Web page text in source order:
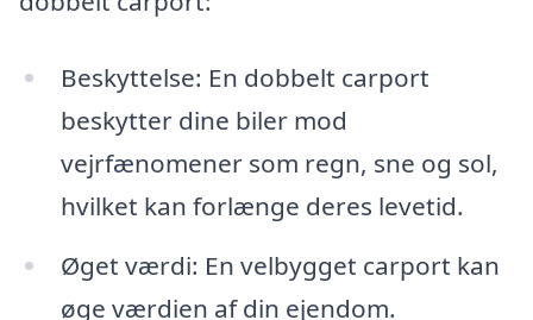
Beskyttelse: En dobbelt carport
beskytter dine biler mod
vejrfænomener som regn, sne og sol,
hvilket kan forlænge deres levetid.
Øget værdi: En velbygget carport kan
øge værdien af din ejendom.